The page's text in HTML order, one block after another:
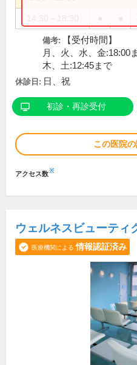
備考:
【受付時間】
月、火、水、金:18:00
木、土:12:45まで
休診日: 日、祝
初診・再診受付
この医院
アクセス数※
ウェルネスビューティ
医療機関による 情報認証済み